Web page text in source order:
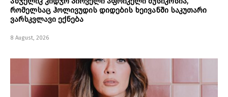
რომელსაც ჰოლივუდის დიდების ხეივანში საკუთარი
ვარსკვლავი ექნება
8 August, 2026